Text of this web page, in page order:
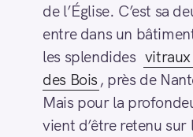
de l’Église. C’est sa
entre dans un
les splendides
des Bois , près de
Mais pour la
vient d’être retenu sur